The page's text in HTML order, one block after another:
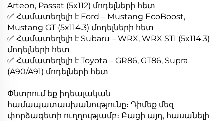
Arteon, Passat (5x112) մոդելների հետ
✅ Համատեղելի է Ford – Mustang EcoBoost,
Mustang GT (5x114.3) մոդելների հետ
✅ Համատեղելի է Subaru – WRX, WRX STI (5x114.3)
մոդելների հետ
✅ Համատեղելի է Toyota – GR86, GT86, Supra
(A90/A91) մոդելների հետ
Փնտրում եք իդեալական
համապատասխանությունը։ Դիմեք մեզ
փորձագետի ուղղությամբ։ Բացի այդ, հասանելի